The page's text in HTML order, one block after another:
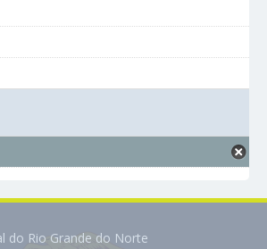
do Rio Grande do Norte